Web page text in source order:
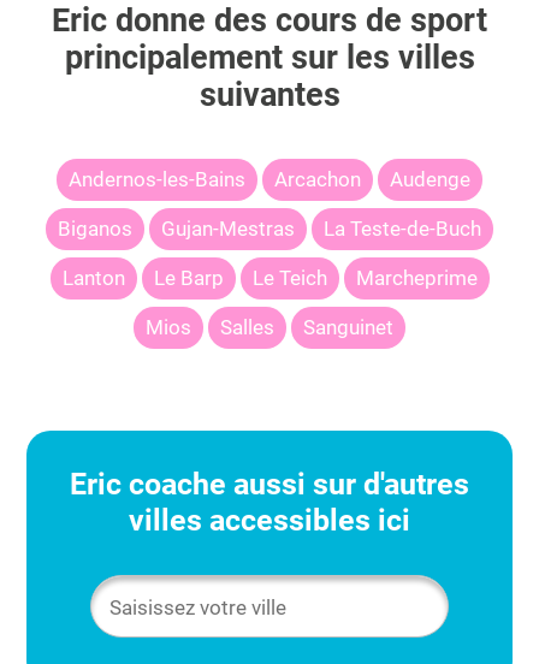
Eric donne des cours de sport
principalement sur les villes
suivantes
Andernos-les-Bains Arcachon Audenge
Biganos Gujan-Mestras La Teste-de-Buch
Lanton Le Barp Le Teich Marcheprime
Mios Salles Sanguinet
Eric coache aussi sur d'autres
villes accessibles ici